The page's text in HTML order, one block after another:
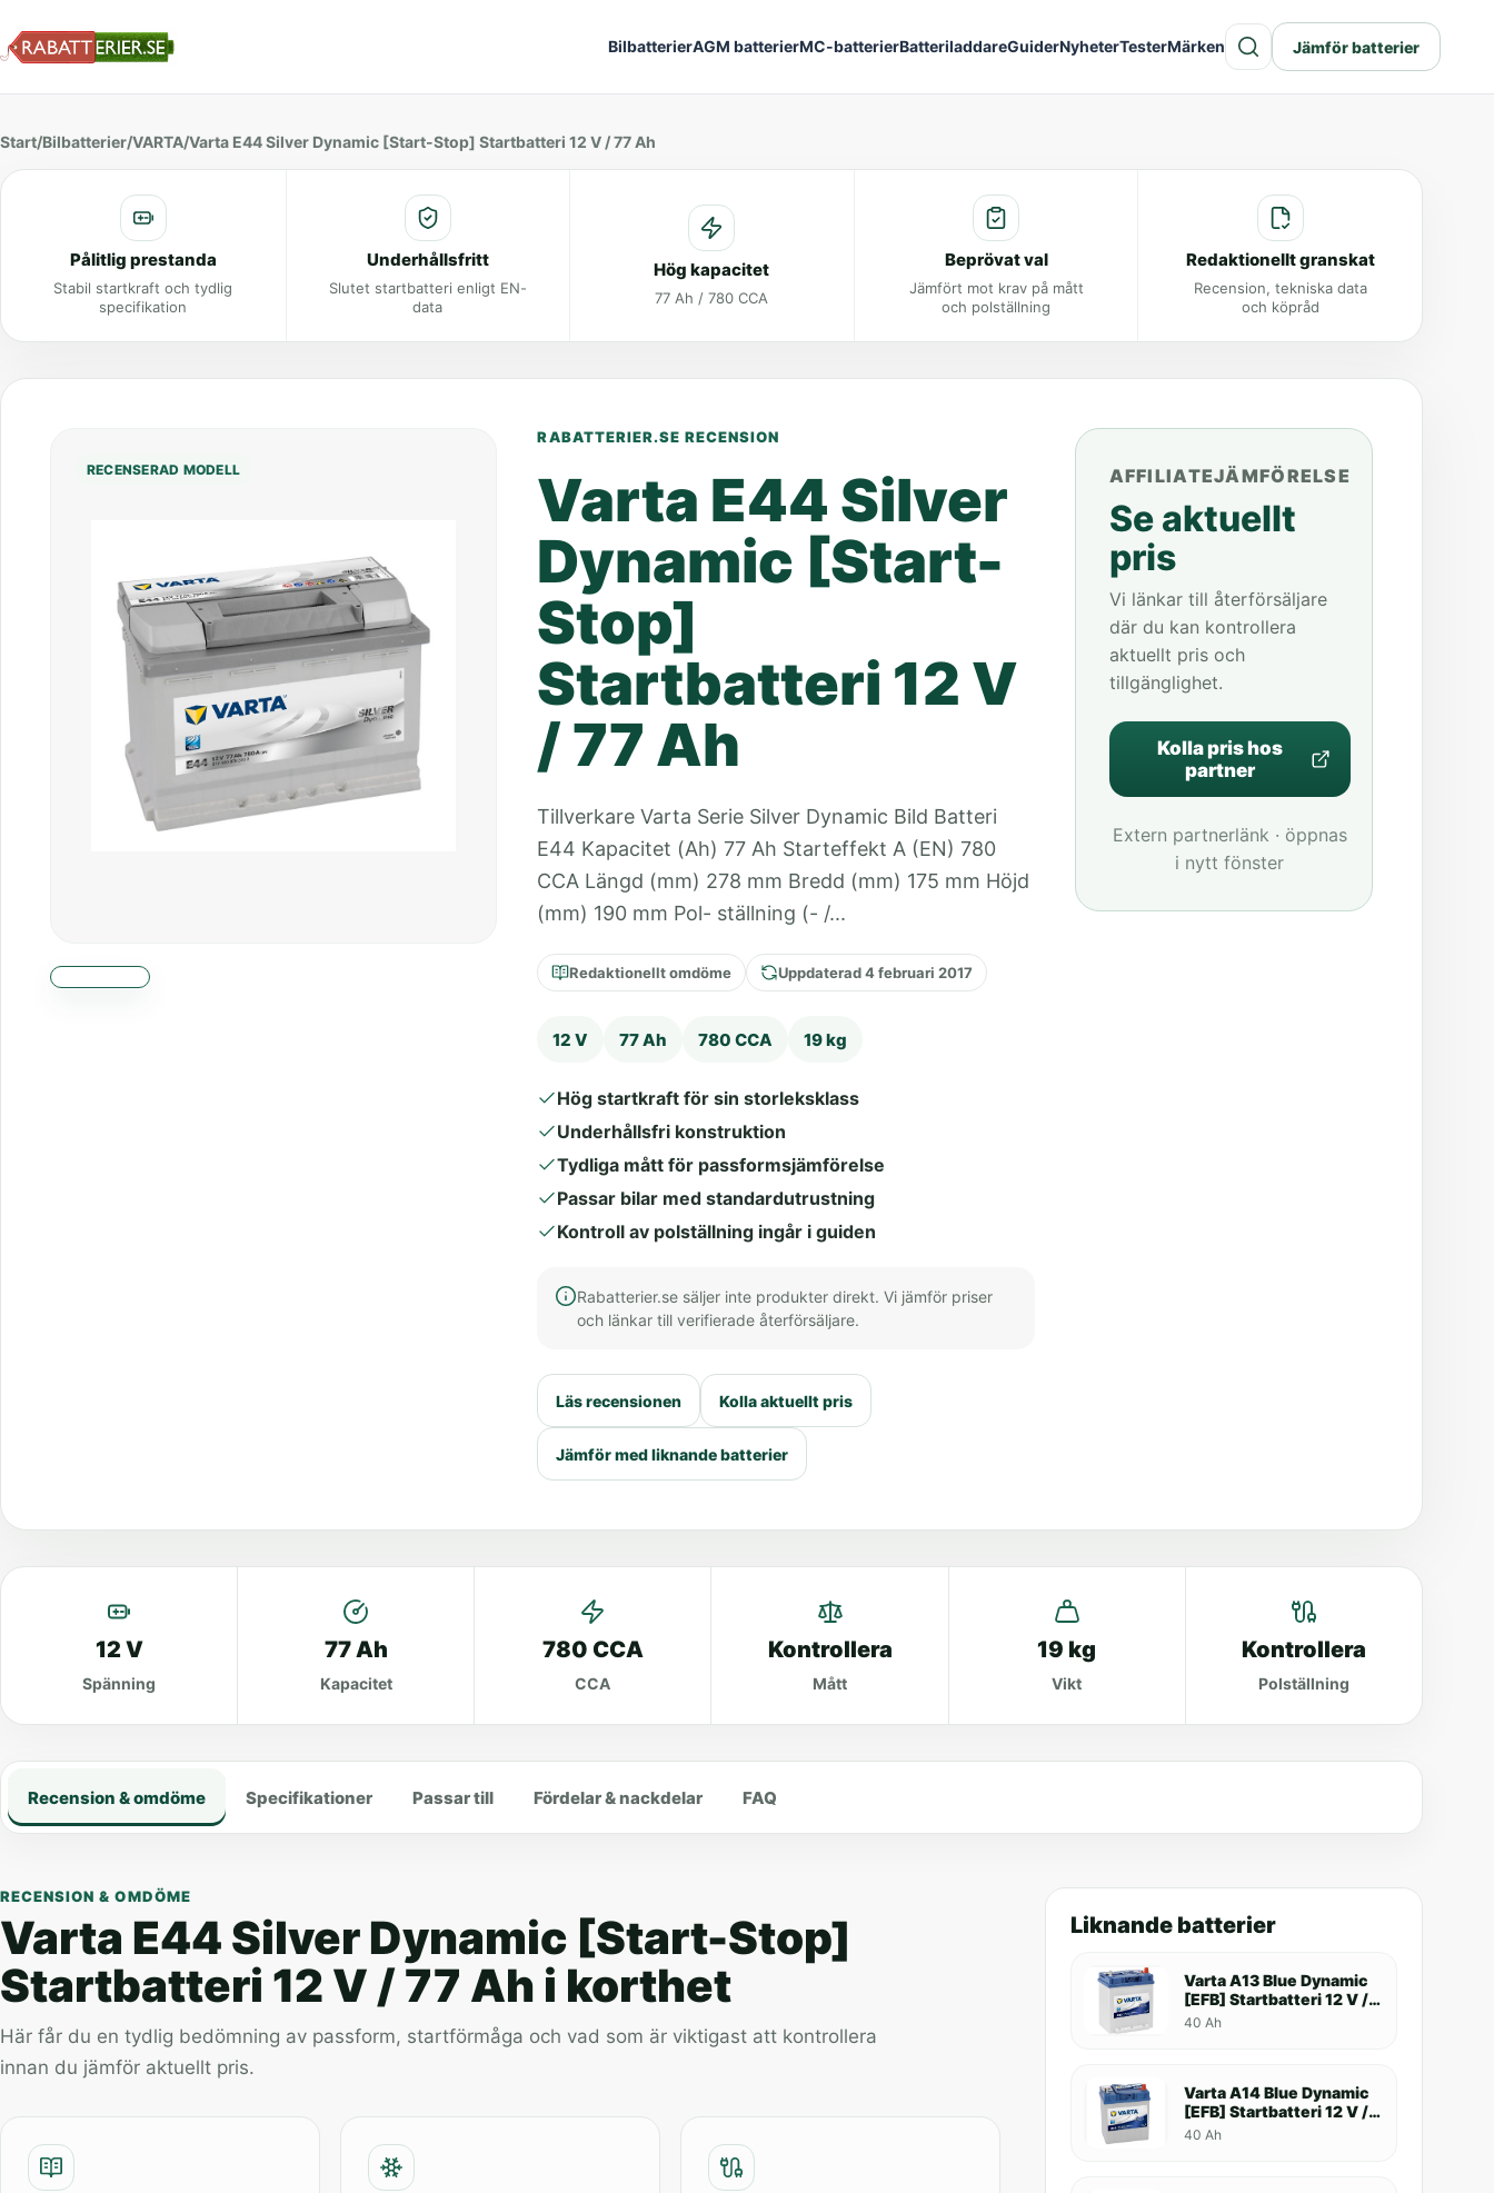
BilbatterierAGM batterierMC-batterierBatteriladdareGuiderNyheterTesterMärken Jämför batterier
Start/Bilbatterier/VARTA/Varta E44 Silver Dynamic [Start-Stop] Startbatteri 12 V / 77 Ah
Pålitlig prestanda
Stabil startkraft och tydlig
specifikation
Underhållsfritt
Slutet startbatteri enligt EN-
data
Hög kapacitet
77 Ah / 780 CCA
Beprövat val
Jämfört mot krav på mått
och polställning
Redaktionellt granskat
Recension, tekniska data
och köpråd
RECENSERAD MODELL
RABATTERIER.SE RECENSION
Varta E44 Silver
Dynamic [Start-
Stop]
Startbatteri 12 V
/ 77 Ah
Tillverkare Varta Serie Silver Dynamic Bild Batteri
E44 Kapacitet (Ah) 77 Ah Starteffekt A (EN) 780
CCA Längd (mm) 278 mm Bredd (mm) 175 mm Höjd
(mm) 190 mm Pol- ställning (- /...
Redaktionellt omdöme Uppdaterad 4 februari 2017
12 V 77 Ah 780 CCA 19 kg
Hög startkraft för sin storleksklass
Underhållsfri konstruktion
Tydliga mått för passformsjämförelse
Passar bilar med standardutrustning
Kontroll av polställning ingår i guiden
Rabatterier.se säljer inte produkter direkt. Vi jämför priser
och länkar till verifierade återförsäljare.
Läs recensionen Kolla aktuellt pris
Jämför med liknande batterier
AFFILIATEJÄMFÖRELSE
Se aktuellt
pris
Vi länkar till återförsäljare
där du kan kontrollera
aktuellt pris och
tillgänglighet.
Kolla pris hos
partner
Extern partnerlänk · öppnas
i nytt fönster
12 V
Spänning
77 Ah
Kapacitet
780 CCA
CCA
Kontrollera
Mått
19 kg
Vikt
Kontrollera
Polställning
Recension & omdöme Specifikationer Passar till Fördelar & nackdelar FAQ
RECENSION & OMDÖME
Varta E44 Silver Dynamic [Start-Stop]
Startbatteri 12 V / 77 Ah i korthet
Här får du en tydlig bedömning av passform, startförmåga och vad som är viktigast att kontrollera
innan du jämför aktuellt pris.
Liknande batterier
Varta A13 Blue Dynamic
[EFB] Startbatteri 12 V /
40 Ah
40 Ah
Varta A14 Blue Dynamic
[EFB] Startbatteri 12 V /
40 Ah
40 Ah